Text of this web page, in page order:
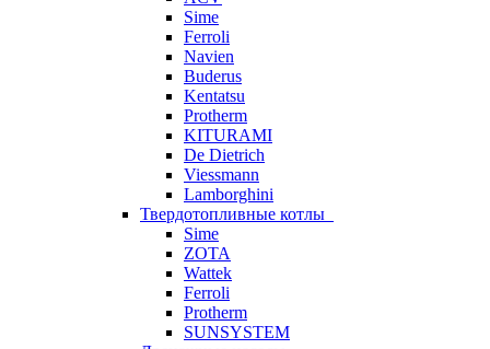
Sime
Ferroli
Navien
Buderus
Kentatsu
Protherm
KITURAMI
De Dietrich
Viessmann
Lamborghini
Твердотопливные котлы
Sime
ZOTA
Wattek
Ferroli
Protherm
SUNSYSTEM